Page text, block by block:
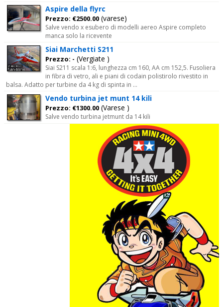
Aspire della flyrc
Prezzo: €2500.00 (varese)
Salve vendo x esubero di modelli aereo Aspire completo
manca solo la ricevente
Siai Marchetti S211
Prezzo: - (Vergiate )
Siai S211 scala 1:6, lunghezza cm 160, AA cm 152,5. Fusoliera
in fibra di vetro, ali e piani di codain polistirolo rivestito in
balsa. Adatto per turbine da 4 kg di spinta in ...
Vendo turbina jet munt 14 kili
Prezzo: €1300.00 (Varese )
Salve vendo turbina jetmunt da 14 kili